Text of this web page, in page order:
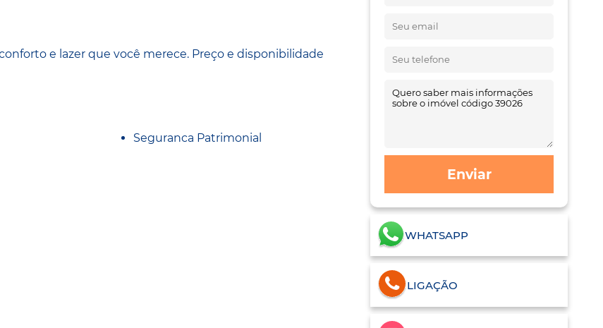
e lazer que você merece. Preço e disponibilidade
Seguranca Patrimonial
Enviar
WHATSAPP
LIGAÇÃO